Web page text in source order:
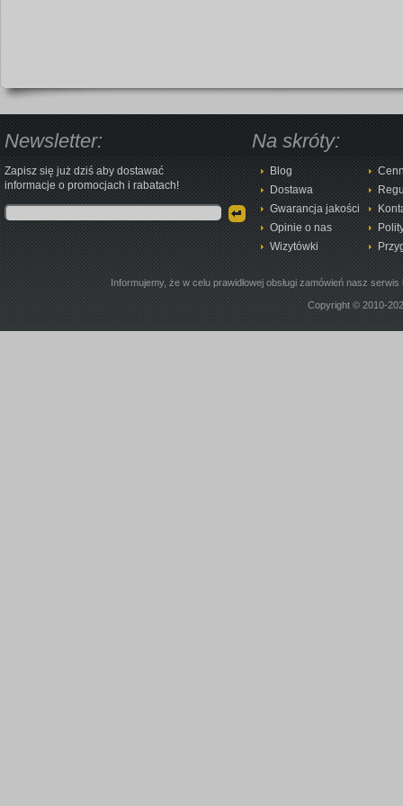
Newsletter:
Zapisz się już dziś aby dostawać
informacje o promocjach i rabatach!
Na skróty:
Blog
Dostawa
Gwarancja jakości
Opinie o nas
Wizytówki
Informujemy, że w celu prawidłowej obsługi zamówień nasz
Copyright © 2010-